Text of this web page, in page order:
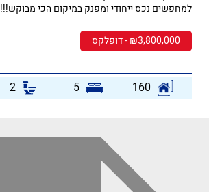
למחפשים נכס ייחודי ומפנק במיקום הכי מבוקש!!!
₪3,800,000 - דופלקס
160
5
2